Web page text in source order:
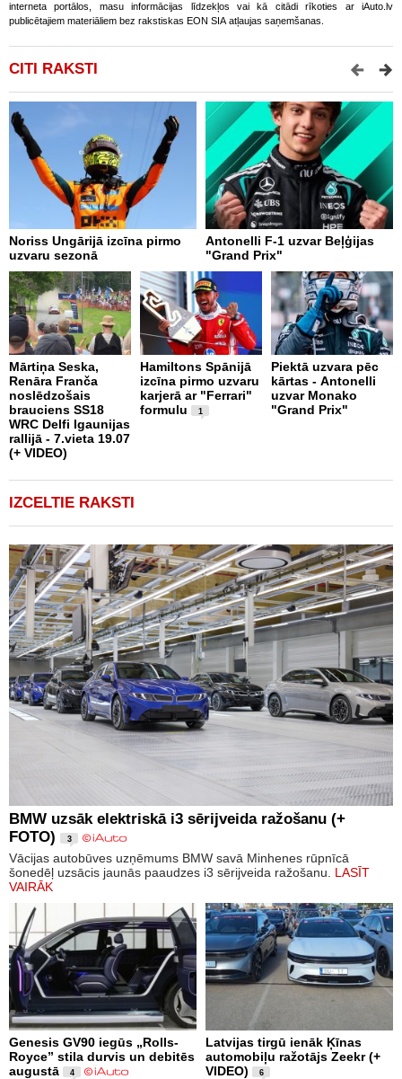
interneta portālos, masu informācijas līdzekļos vai kā citādi rīkoties ar iAuto.lv
publicētajiem materiāliem bez rakstiskas EON SIA atļaujas saņemšanas.
CITI RAKSTI
Noriss Ungārijā izcīna pirmo
uzvaru sezonā
Antonelli F-1 uzvar Beļģijas
"Grand Prix"
Mārtiņa Seska,
Renāra Franča
noslēdzošais
brauciens SS18
WRC Delfi Igaunijas
rallijā - 7.vieta 19.07
(+ VIDEO)
Hamiltons Spānijā
izcīna pirmo uzvaru
karjerā ar "Ferrari"
formulu
1
Piektā uzvara pēc
kārtas - Antonelli
uzvar Monako
"Grand Prix"
IZCELTIE RAKSTI
BMW uzsāk elektriskā i3 sērijveida ražošanu (+
FOTO)
3
Vācijas autobūves uzņēmums BMW savā Minhenes rūpnīcā
šonedēļ uzsācis jaunās paaudzes i3 sērijveida ražošanu. LASĪT
VAIRĀK
Genesis GV90 iegūs „Rolls-
Royce” stila durvis un debitēs
augustā
4
Latvijas tirgū ienāk Ķīnas
automobiļu ražotājs Zeekr (+
VIDEO)
6